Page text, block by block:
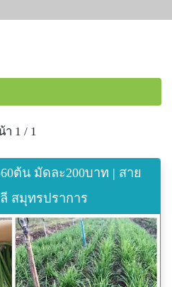
า 1 / 1
ต้น มัดละ200บาท | สาย
สมุทรปราการ